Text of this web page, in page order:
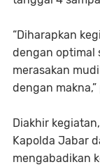
“Diharapkan
dengan optimal
merasakan
dengan
Diakhir
Kapolda Jabar
mengabadikan